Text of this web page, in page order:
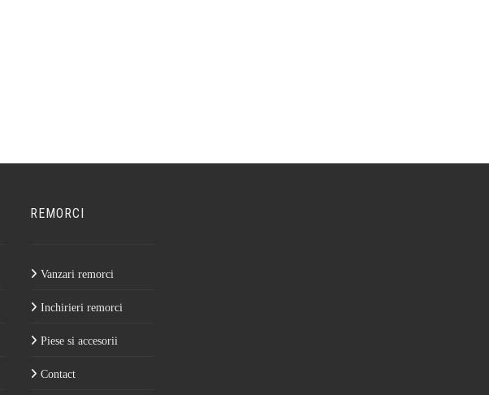
REMORCI
Vanzari remorci
Inchirieri remorci
Piese si accesorii
Contact